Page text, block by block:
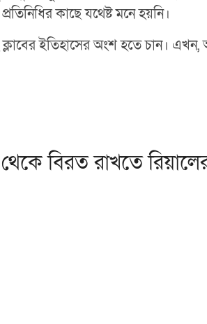
কাছে যথেষ্ট মনে হয়নি।
ইতিহাসের অংশ হতে চান। এখন,
বিরত রাখতে